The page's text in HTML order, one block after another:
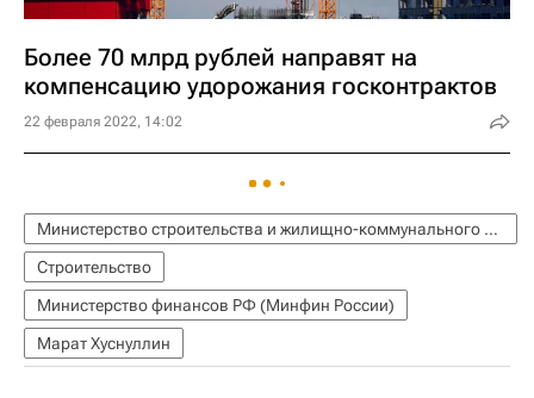
Более 70 млрд рублей направят на
компенсацию удорожания госконтрактов
22 февраля 2022, 14:02
Министерство строительства и жилищно-коммунального хозяйства РФ (Минстрой России)
Строительство
Министерство финансов РФ (Минфин России)
Марат Хуснуллин